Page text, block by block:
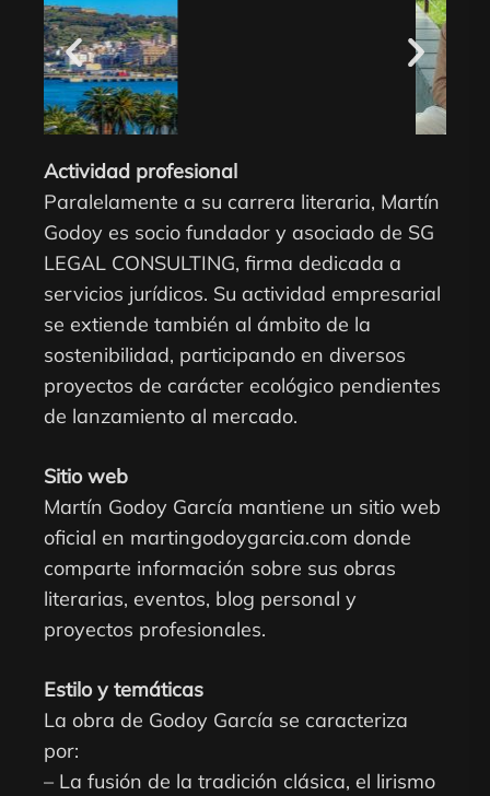
Actividad profesional
Paralelamente a su carrera literaria, Martín
Godoy es socio fundador y asociado de SG
LEGAL CONSULTING, firma dedicada a
servicios jurídicos. Su actividad empresarial
se extiende también al ámbito de la
sostenibilidad, participando en diversos
proyectos de carácter ecológico pendientes
de lanzamiento al mercado.
Sitio web
Martín Godoy García mantiene un sitio web
oficial en martingodoygarcia.com donde
comparte información sobre sus obras
literarias, eventos, blog personal y
proyectos profesionales.
Estilo y temáticas
La obra de Godoy García se caracteriza
por:
– La fusión de la tradición clásica, el lirismo